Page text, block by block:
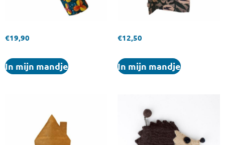
€19,90
In mijn mandje
€12,50
In mijn mandje